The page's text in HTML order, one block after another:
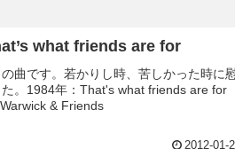
what friends are for
曲です。若かりし時、苦しかった時に
。1984年：That's what friends are for
& Friends
2012-01-